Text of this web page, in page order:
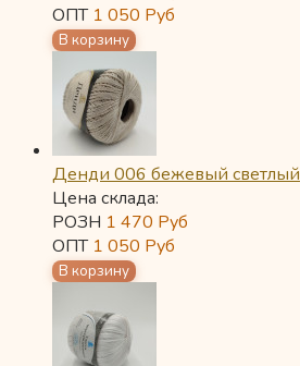
ОПТ 1 050 Руб
Денди 006 бежевый светлый
Цена склада:
РОЗН 1 470 Руб
ОПТ 1 050 Руб